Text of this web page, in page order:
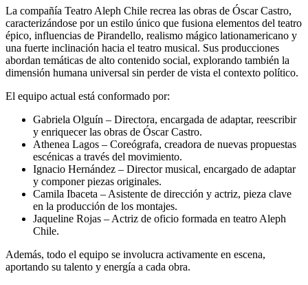
La compañía Teatro Aleph Chile recrea las obras de Óscar Castro,
caracterizándose por un estilo único que fusiona elementos del teatro
épico, influencias de Pirandello, realismo mágico lationamericano y
una fuerte inclinación hacia el teatro musical. Sus producciones
abordan temáticas de alto contenido social, explorando también la
dimensión humana universal sin perder de vista el contexto político.
El equipo actual está conformado por:
Gabriela Olguín – Directora, encargada de adaptar, reescribir
y enriquecer las obras de Óscar Castro.
Athenea Lagos – Coreógrafa, creadora de nuevas propuestas
escénicas a través del movimiento.
Ignacio Hernández – Director musical, encargado de adaptar
y componer piezas originales.
Camila Ibaceta – Asistente de dirección y actriz, pieza clave
en la producción de los montajes.
Jaqueline Rojas – Actriz de oficio formada en teatro Aleph
Chile.
Además, todo el equipo se involucra activamente en escena,
aportando su talento y energía a cada obra.